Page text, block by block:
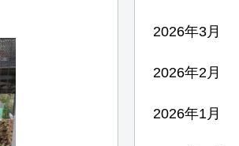
2026年3月
2026年2月
2026年1月